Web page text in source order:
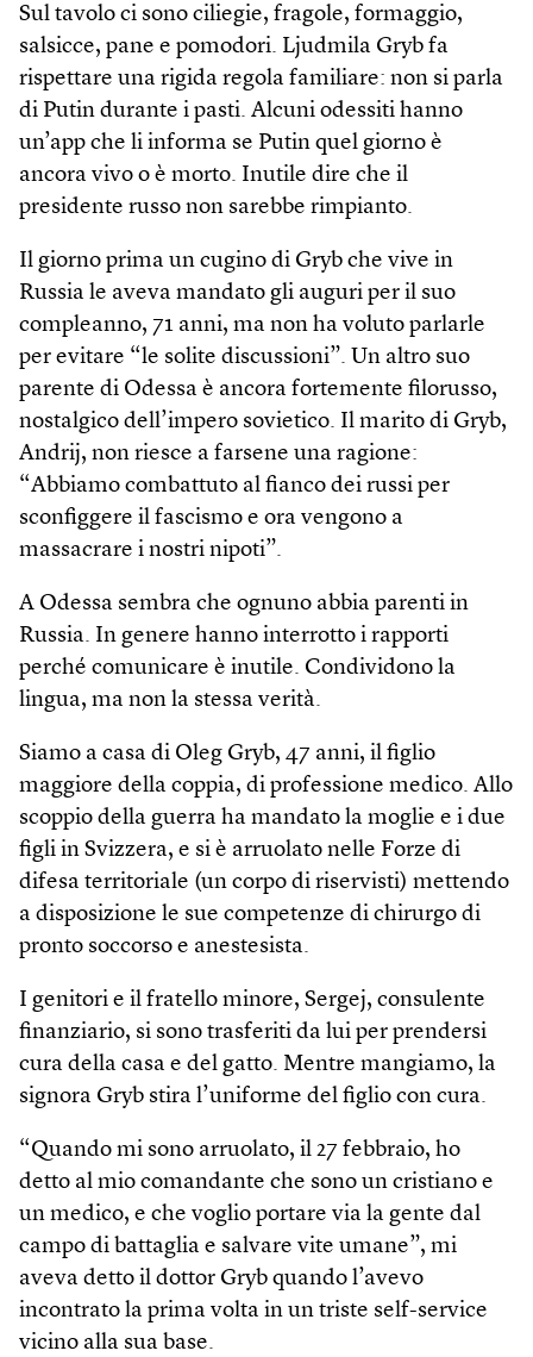
Sul tavolo ci sono ciliegie, fragole, formaggio,
salsicce, pane e pomodori. Ljudmila Gryb fa
rispettare una rigida regola familiare: non si parla
di Putin durante i pasti. Alcuni odessiti hanno
un’app che li informa se Putin quel giorno è
ancora vivo o è morto. Inutile dire che il
presidente russo non sarebbe rimpianto.
Il giorno prima un cugino di Gryb che vive in
Russia le aveva mandato gli auguri per il suo
compleanno, 71 anni, ma non ha voluto parlarle
per evitare “le solite discussioni”. Un altro suo
parente di Odessa è ancora fortemente filorusso,
nostalgico dell’impero sovietico. Il marito di Gryb,
Andrij, non riesce a farsene una ragione:
“Abbiamo combattuto al fianco dei russi per
sconfiggere il fascismo e ora vengono a
massacrare i nostri nipoti”.
A Odessa sembra che ognuno abbia parenti in
Russia. In genere hanno interrotto i rapporti
perché comunicare è inutile. Condividono la
lingua, ma non la stessa verità.
Siamo a casa di Oleg Gryb, 47 anni, il figlio
maggiore della coppia, di professione medico. Allo
scoppio della guerra ha mandato la moglie e i due
figli in Svizzera, e si è arruolato nelle Forze di
difesa territoriale (un corpo di riservisti) mettendo
a disposizione le sue competenze di chirurgo di
pronto soccorso e anestesista.
I genitori e il fratello minore, Sergej, consulente
finanziario, si sono trasferiti da lui per prendersi
cura della casa e del gatto. Mentre mangiamo, la
signora Gryb stira l’uniforme del figlio con cura.
“Quando mi sono arruolato, il 27 febbraio, ho
detto al mio comandante che sono un cristiano e
un medico, e che voglio portare via la gente dal
campo di battaglia e salvare vite umane”, mi
aveva detto il dottor Gryb quando l’avevo
incontrato la prima volta in un triste self-service
vicino alla sua base.